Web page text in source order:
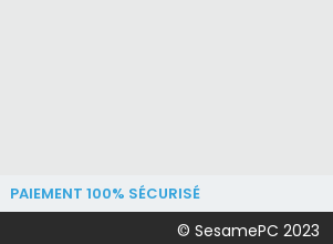
PAIEMENT 100% SÉCURISÉ
© SesamePC 2023